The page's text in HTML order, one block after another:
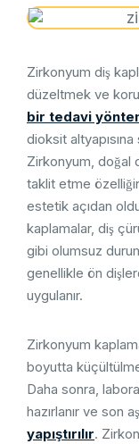
Zirkonyum diş
düzeltmek ve
bir tedavi
dioksit
Zirkonyum, doğal
taklit etme
estetik açıdan
kaplamalar, diş
gibi olumsuz
genellikle ön
uygulanır.
Zirkonyum
boyutta
Daha sonra,
hazırlanır ve son
yapıştırılır.